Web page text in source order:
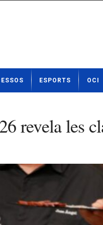
ESPORTS OCI
revela les